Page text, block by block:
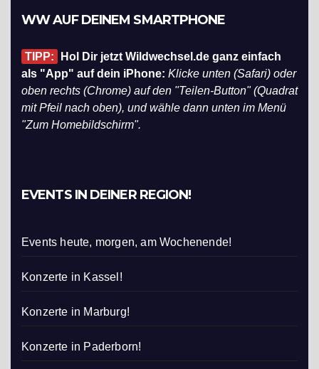
WW AUF DEINEM SMARTPHONE
TIPP:
Hol Dir jetzt Wildwechsel.de ganz einfach
als "App" auf dein iPhone: Klicke unten (Safari) oder
oben rechts (Chrome) auf den "Teilen-Button" (Quadrat
mit Pfeil nach oben), und wähle dann unten im Menü
"Zum Homebildschirm".
EVENTS IN DEINER REGION!
Events heute, morgen, am Wochenende!
Konzerte in Kassel!
Konzerte in Marburg!
Konzerte in Paderborn!